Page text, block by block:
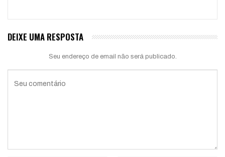
DEIXE UMA RESPOSTA
Seu endereço de email não será publicado.